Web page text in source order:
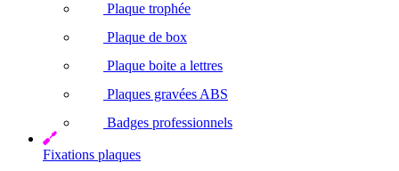
Plaque trophée
Plaque de box
Plaque boite a lettres
Plaques gravées ABS
Badges professionnels
Fixations plaques